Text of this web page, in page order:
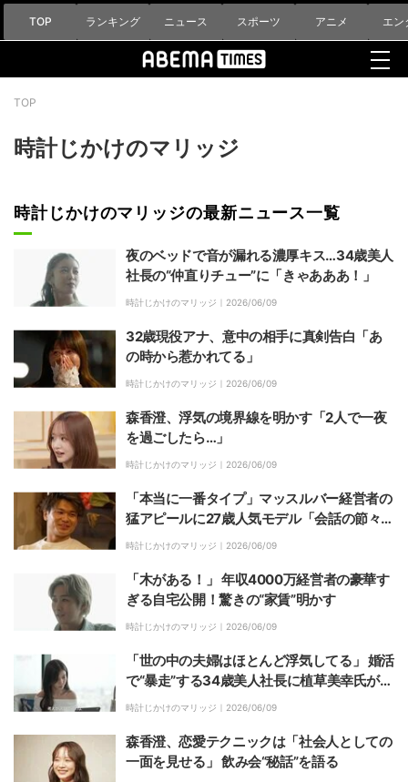
TOP ランキング ニュース スポーツ アニメ エン
TOP
時計じかけのマリッジ
時計じかけのマリッジの最新ニュース一覧
夜のベッドで音が漏れる濃厚キス…34歳美人
社長の“仲直りチュー”に「きゃあああ！」
時計じかけのマリッジ｜ 2026/06/09
32歳現役アナ、意中の相手に真剣告白「あ
の時から惹かれてる」
時計じかけのマリッジ｜ 2026/06/09
森香澄、浮気の境界線を明かす「2人で一夜
を過ごしたら…」
時計じかけのマリッジ｜ 2026/06/09
「本当に一番タイプ」マッスルバー経営者の
猛アピールに27歳人気モデル「会話の節々
で…」
時計じかけのマリッジ｜ 2026/06/09
「木がある！」 年収4000万経営者の豪華す
ぎる自宅公開！驚きの“家賃”明かす
時計じかけのマリッジ｜ 2026/06/09
「世の中の夫婦はほとんど浮気してる」 婚活
で“暴走”する34歳美人社長に植草美幸氏が激
怒「自分から浮気大好き男をつかむ女」
時計じかけのマリッジ｜ 2026/06/09
森香澄、恋愛テクニックは「社会人としての
一面を見せる」 飲み会“秘話”を語る